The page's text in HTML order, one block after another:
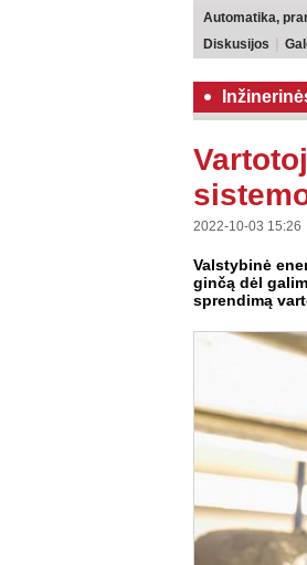
Automatika,
Diskusijos
2022-10-03 15:26
Valstybinė
ginčą dėl
sprendimą